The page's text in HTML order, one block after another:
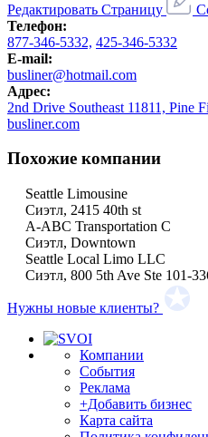
Редактировать Страницу
Телефон:
877-346-5332, 425-346-5332
E-mail:
busliner@hotmail.com
Адрес:
2nd Drive Southeast 11811, Pine
busliner.com
Похожие компании
Seattle Limousine
Сиэтл, 2415 40th st
A-ABC Transportation C
Сиэтл, Downtown
Seattle Local Limo LLC
Сиэтл, 800 5th Ave Ste 101-
Нужны новые клиенты?
Компании
События
Реклама
+Добавить бизнес
Карта сайта